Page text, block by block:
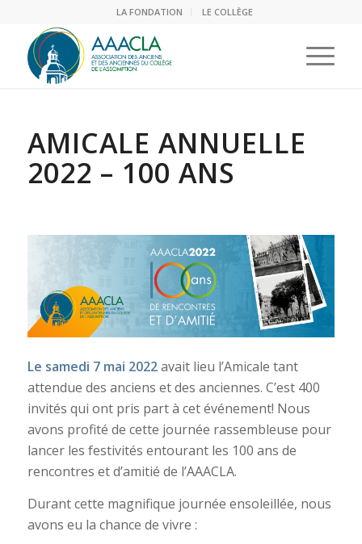
LA FONDATION LE COLLÈGE
AMICALE ANNUELLE
2022 – 100 ANS
Le samedi 7 mai 2022avait lieu l’Amicale tant
attendue des anciens et des anciennes. C’est 400
invités qui ont pris part à cet événement! Nous
avons profité de cette journée rassembleuse pour
lancer les festivités entourant les 100 ans de
rencontres et d’amitié de l’AAACLA.
Durant cette magnifique journée ensoleillée, nous
avons eu la chance de vivre :